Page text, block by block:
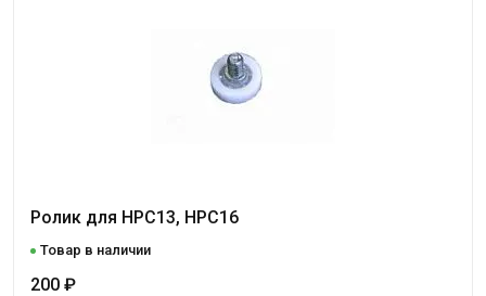
Ролик для НРС13, НРС16
Товар в наличии
200 ₽